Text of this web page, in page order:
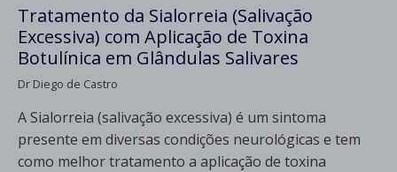
Tratamento da Sialorreia (Salivação
Excessiva) com Aplicação de Toxina
Botulínica em Glândulas Salivares
Dr Diego de Castro
A Sialorreia (salivação excessiva) é um sintoma
presente em diversas condições neurológicas e tem
como melhor tratamento a aplicação de toxina